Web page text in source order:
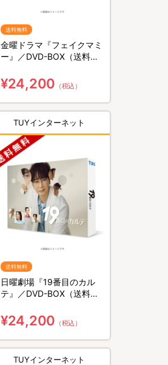
送料無料
金曜ドラマ『フェイクマミ
ー』／DVD-BOX（送料無
¥24,200 （税込）
TUYインターネット
送料無料
日曜劇場『19番目のカル
テ』／DVD-BOX（送料無
¥24,200 （税込）
TUYインターネット